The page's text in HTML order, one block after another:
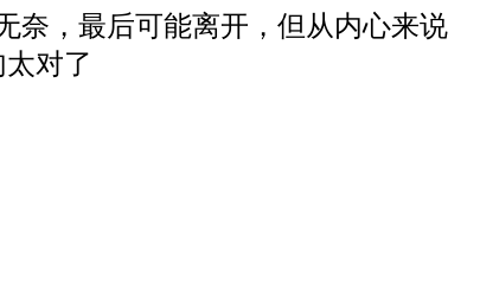
，最后可能离开，但从内心来说
对了